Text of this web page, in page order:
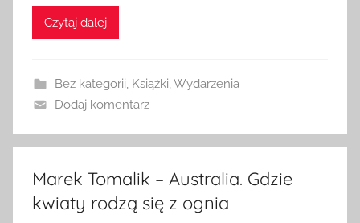
Czytaj dalej
Bez kategorii Książki Wydarzenia
Dodaj komentarz
Marek Tomalik – Australia. Gdzie
kwiaty rodzą się z ognia